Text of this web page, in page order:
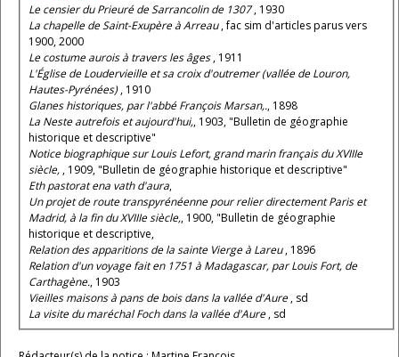
Le censier du Prieuré de Sarrancolin de 1307, 1930
La chapelle de Saint-Exupère à Arreau, fac sim d'articles parus vers
1900, 2000
Le costume aurois à travers les âges, 1911
L'Église de Loudervieille et sa croix d'outremer (vallée de Louron,
Hautes-Pyrénées), 1910
Glanes historiques, par l'abbé François Marsan,., 1898
La Neste autrefois et aujourd'hui,, 1903, "Bulletin de géographie
historique et descriptive"
Notice biographique sur Louis Lefort, grand marin français du XVIIIe
siècle, , 1909, "Bulletin de géographie historique et descriptive"
Eth pastorat ena vath d'aura,
Un projet de route transpyrénéenne pour relier directement Paris et
Madrid, à la fin du XVIIIe siècle,, 1900, "Bulletin de géographie
historique et descriptive,
Relation des apparitions de la sainte Vierge à Lareu, 1896
Relation d'un voyage fait en 1751 à Madagascar, par Louis Fort, de
Carthagène., 1903
Vieilles maisons à pans de bois dans la vallée d'Aure, sd
La visite du maréchal Foch dans la vallée d'Aure, sd